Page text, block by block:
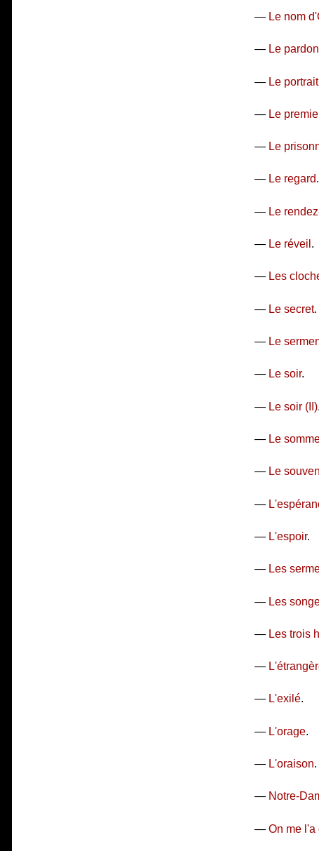
— Le nom
— Le pardon
— Le portrait
— Le
— Le
— Le regard.
— Le
— Le réveil .
— Les
— Le secret.
— Le
— Le soir.
— Le soir (II).
— Le
— Le
—
— L'espoir.
— Les
— Les
— Les trois
—
— L'exilé.
— L'orage.
— L'oraison.
— Notre-
— On me l'a